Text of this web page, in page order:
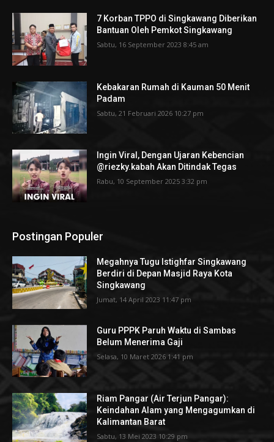
7 Korban TPPO di Singkawang Diberikan
Bantuan Oleh Pemkot Singkawang
Sabtu, 16 September 2023 8:45 am
Kebakaran Rumah di Kauman 50 Menit
Padam
Sabtu, 21 Februari 2026 10:27 pm
Ingin Viral, Dengan Ujaran Kebencian
@riezky.kabah Akan Ditindak Tegas
Rabu, 10 September 2025 3:32 pm
Postingan Populer
Megahnya Tugu Istighfar Singkawang
Berdiri di Depan Masjid Raya Kota
Singkawang
Jumat, 14 April 2023 11:47 pm
Guru PPPK Paruh Waktu di Sambas
Belum Menerima Gaji
Selasa, 10 Maret 2026 1:41 pm
Riam Pangar (Air Terjun Pangar):
Keindahan Alam yang Mengagumkan di
Kalimantan Barat
Sabtu, 13 Mei 2023 10:29 pm